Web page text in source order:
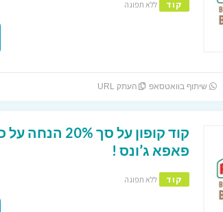
קוד ללא תפוגה
שיתוף בוואטסאפ העתק URL
קוד קופון על
פאפא ג’ונס !
קוד ללא תפוגה